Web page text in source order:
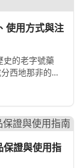
使用方式與注
史的老字號藥
西地那非的作
保證與使用指